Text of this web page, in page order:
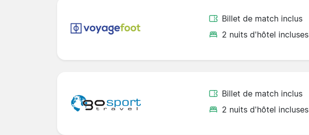
Billet de match inclus
2 nuits d'hôtel incluses
Billet de match inclus
2 nuits d'hôtel incluses